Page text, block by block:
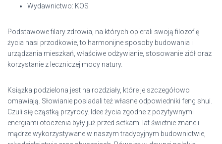
Wydawnictwo: KOS
Podstawowe filary zdrowia, na których opierali swoją filozofię
życia nasi przodkowie, to harmonijne sposoby budowania i
urządzania mieszkań, właściwe odżywianie, stosowanie ziół oraz
korzystanie z leczniczej mocy natury.
Książka podzielona jest na rozdziały, które je szczegółowo
omawiają. Słowianie posiadali też własne odpowiedniki feng shui.
Czuli się cząstką przyrody. Idee życia zgodne z pozytywnymi
energiami otoczenia były już przed setkami lat świetnie znane i
mądrze wykorzystywane w naszym tradycyjnym budownictwie,